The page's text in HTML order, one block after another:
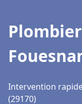
Intervention
(29170)